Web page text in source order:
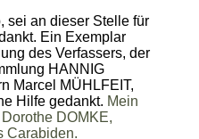
sei an dieser Stelle für
Ein Exemplar
des Verfassers, der
HANNIG
Marcel MÜHLFEIT,
Hilfe gedankt. Mein
DOMKE,
Carabiden.